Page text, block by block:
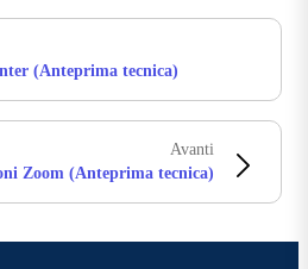
(Anteprima tecnica)
Avanti
Zoom (Anteprima tecnica)